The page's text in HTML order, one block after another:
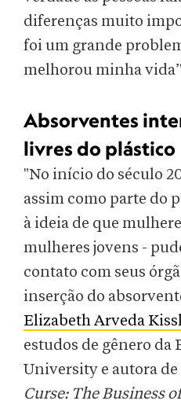
diferenças muito
foi um grande
melhorou minha
Absorventes
livres do plástico
"No início do século
assim como parte do
à ideia de que
mulheres jovens -
contato com seus
inserção do
Elizabeth Arveda
estudos de gênero da
University e autora de
Curse: The Business